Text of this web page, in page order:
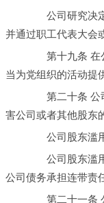
公司研究决定
并通过职工代表大会
第十九条 在公
当为党组织的活动提
第二十条 公司
害公司或者其他股东
公司股东滥用
公司股东滥用
公司债务承担连带责
第二十一条 公